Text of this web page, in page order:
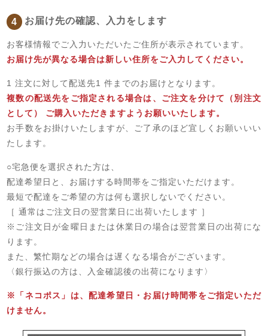
4 お届け先の確認、入力をします
お客様情報でご入力いただいたご住所が表示されています。
お届け先が異なる場合は新しい住所をご入力してください。
1 注文に対して配送先1 件までのお届けとなります。
複数の配送先をご指定される場合は、ご注文を分けて（別注文
として） ご購入いただきますようお願いいたします。
お手数をお掛けいたしますが、ご了承のほど宜しくお願いいい
たします。
○宅急便を選択された方は、
配達希望日と、お届けする時間帯をご指定いただけます。
最短で配達をご希望の方は何も選択しないでください。
［ 通常はご注文日の翌営業日に出荷いたします ］
※ご注文日が金曜日または休業日の場合は翌営業日の出荷にな
ります。
また、繁忙期などの場合は遅くなる場合がございます。
〈銀行振込の方は、入金確認後の出荷になります〉
※「ネコポス」は、配達希望日・お届け時間帯をご指定いただ
けません。